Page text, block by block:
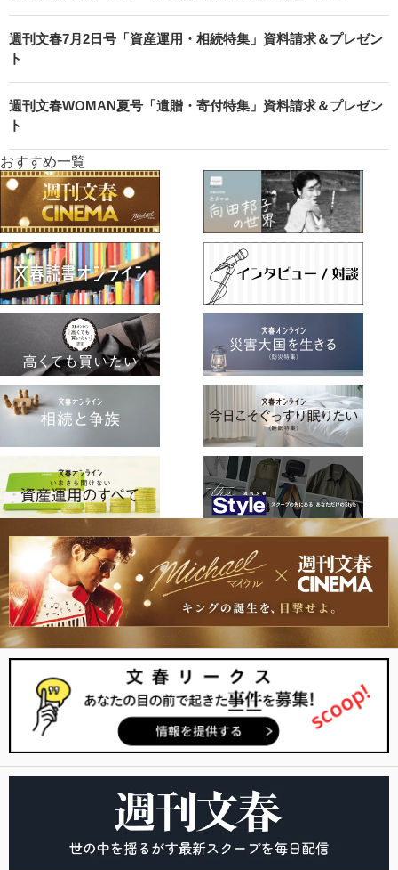
週刊文春7月2日号「資産運用・相続特集」資料請求＆プレゼン
ト
週刊文春WOMAN夏号「遺贈・寄付特集」資料請求＆プレゼン
ト
おすすめ一覧